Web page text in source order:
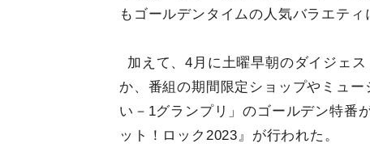
もゴールデンタイムの人気バラエティ
加えて、4月に土曜早朝のダイジェ
か、番組の期間限定ショップやミュ
い－1グランプリ」のゴールデン特番
ット！ロック2023』が行われた。